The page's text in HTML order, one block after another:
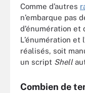
Comme d’autres
n’embarque pas
d’énumération et
L’énumération et
réalisés, soit
un script Shell
Combien de